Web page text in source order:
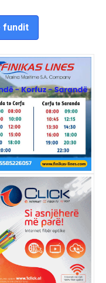
fundit